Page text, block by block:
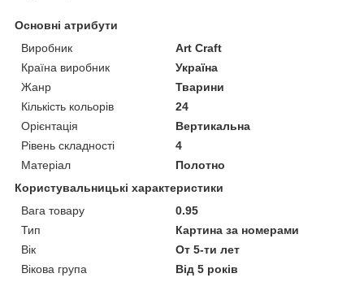
Основні атрибути
Виробник
Art Craft
Країна виробник
Україна
Жанр
Тварини
Кількість кольорів
24
Орієнтація
Вертикальна
Рівень складності
4
Матеріал
Полотно
Користувальницькі характеристики
Вага товару
0.95
Тип
Картина за номерами
Вік
От 5-ти лет
Вікова група
Від 5 років